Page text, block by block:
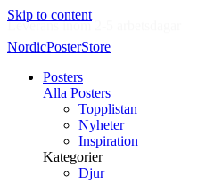
Skip to content
NordicPosterStore
Posters
Alla Posters
Topplistan
Nyheter
Inspiration
Kategorier
Djur